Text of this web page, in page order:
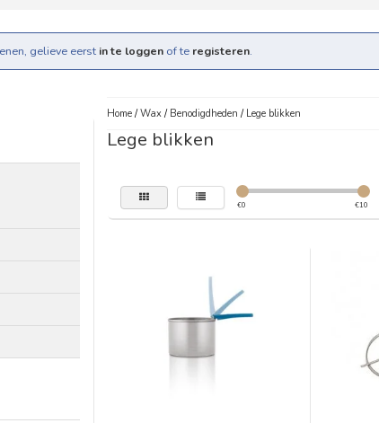
gelieve eerst in te loggen of te registeren.
Home/Wax/ Benodigdheden / Lege blikken
Lege blikken
€0 €10